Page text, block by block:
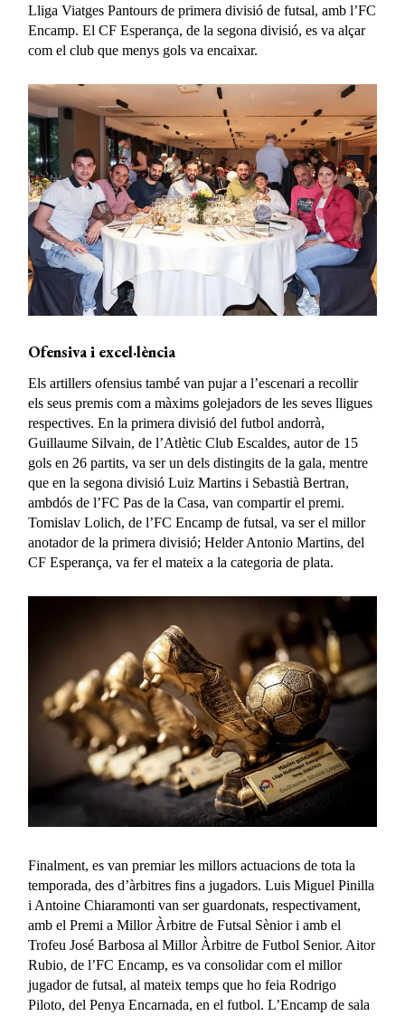
Lliga Viatges Pantours de primera divisió de futsal, amb l’FC
Encamp. El CF Esperança, de la segona divisió, es va alçar
com el club que menys gols va encaixar.
Ofensiva i excel·lència
Els artillers ofensius també van pujar a l’escenari a recollir
els seus premis com a màxims golejadors de les seves lligues
respectives. En la primera divisió del futbol andorrà,
Guillaume Silvain, de l’Atlètic Club Escaldes, autor de 15
gols en 26 partits, va ser un dels distingits de la gala, mentre
que en la segona divisió Luiz Martins i Sebastià Bertran,
ambdós de l’FC Pas de la Casa, van compartir el premi.
Tomislav Lolich, de l’FC Encamp de futsal, va ser el millor
anotador de la primera divisió; Helder Antonio Martins, del
CF Esperança, va fer el mateix a la categoria de plata.
Finalment, es van premiar les millors actuacions de tota la
temporada, des d’àrbitres fins a jugadors. Luis Miguel Pinilla
i Antoine Chiaramonti van ser guardonats, respectivament,
amb el Premi a Millor Àrbitre de Futsal Sènior i amb el
Trofeu José Barbosa al Millor Àrbitre de Futbol Senior. Aitor
Rubio, de l’FC Encamp, es va consolidar com el millor
jugador de futsal, al mateix temps que ho feia Rodrigo
Piloto, del Penya Encarnada, en el futbol. L’Encamp de sala